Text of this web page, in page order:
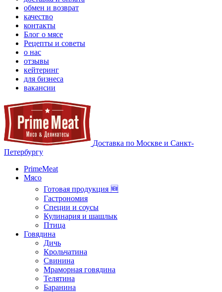
обмен и возврат
качество
контакты
Блог о мясе
Рецепты и советы
о нас
отзывы
кейтеринг
для бизнеса
вакансии
Доставка по Москве и Санкт-
Петербургу
PrimeMeat
Мясо
Готовая продукция 🆕
Гастрономия
Специи и соусы
Кулинария и шашлык
Птица
Говядина
Дичь
Крольчатина
Свинина
Мраморная говядина
Телятина
Баранина